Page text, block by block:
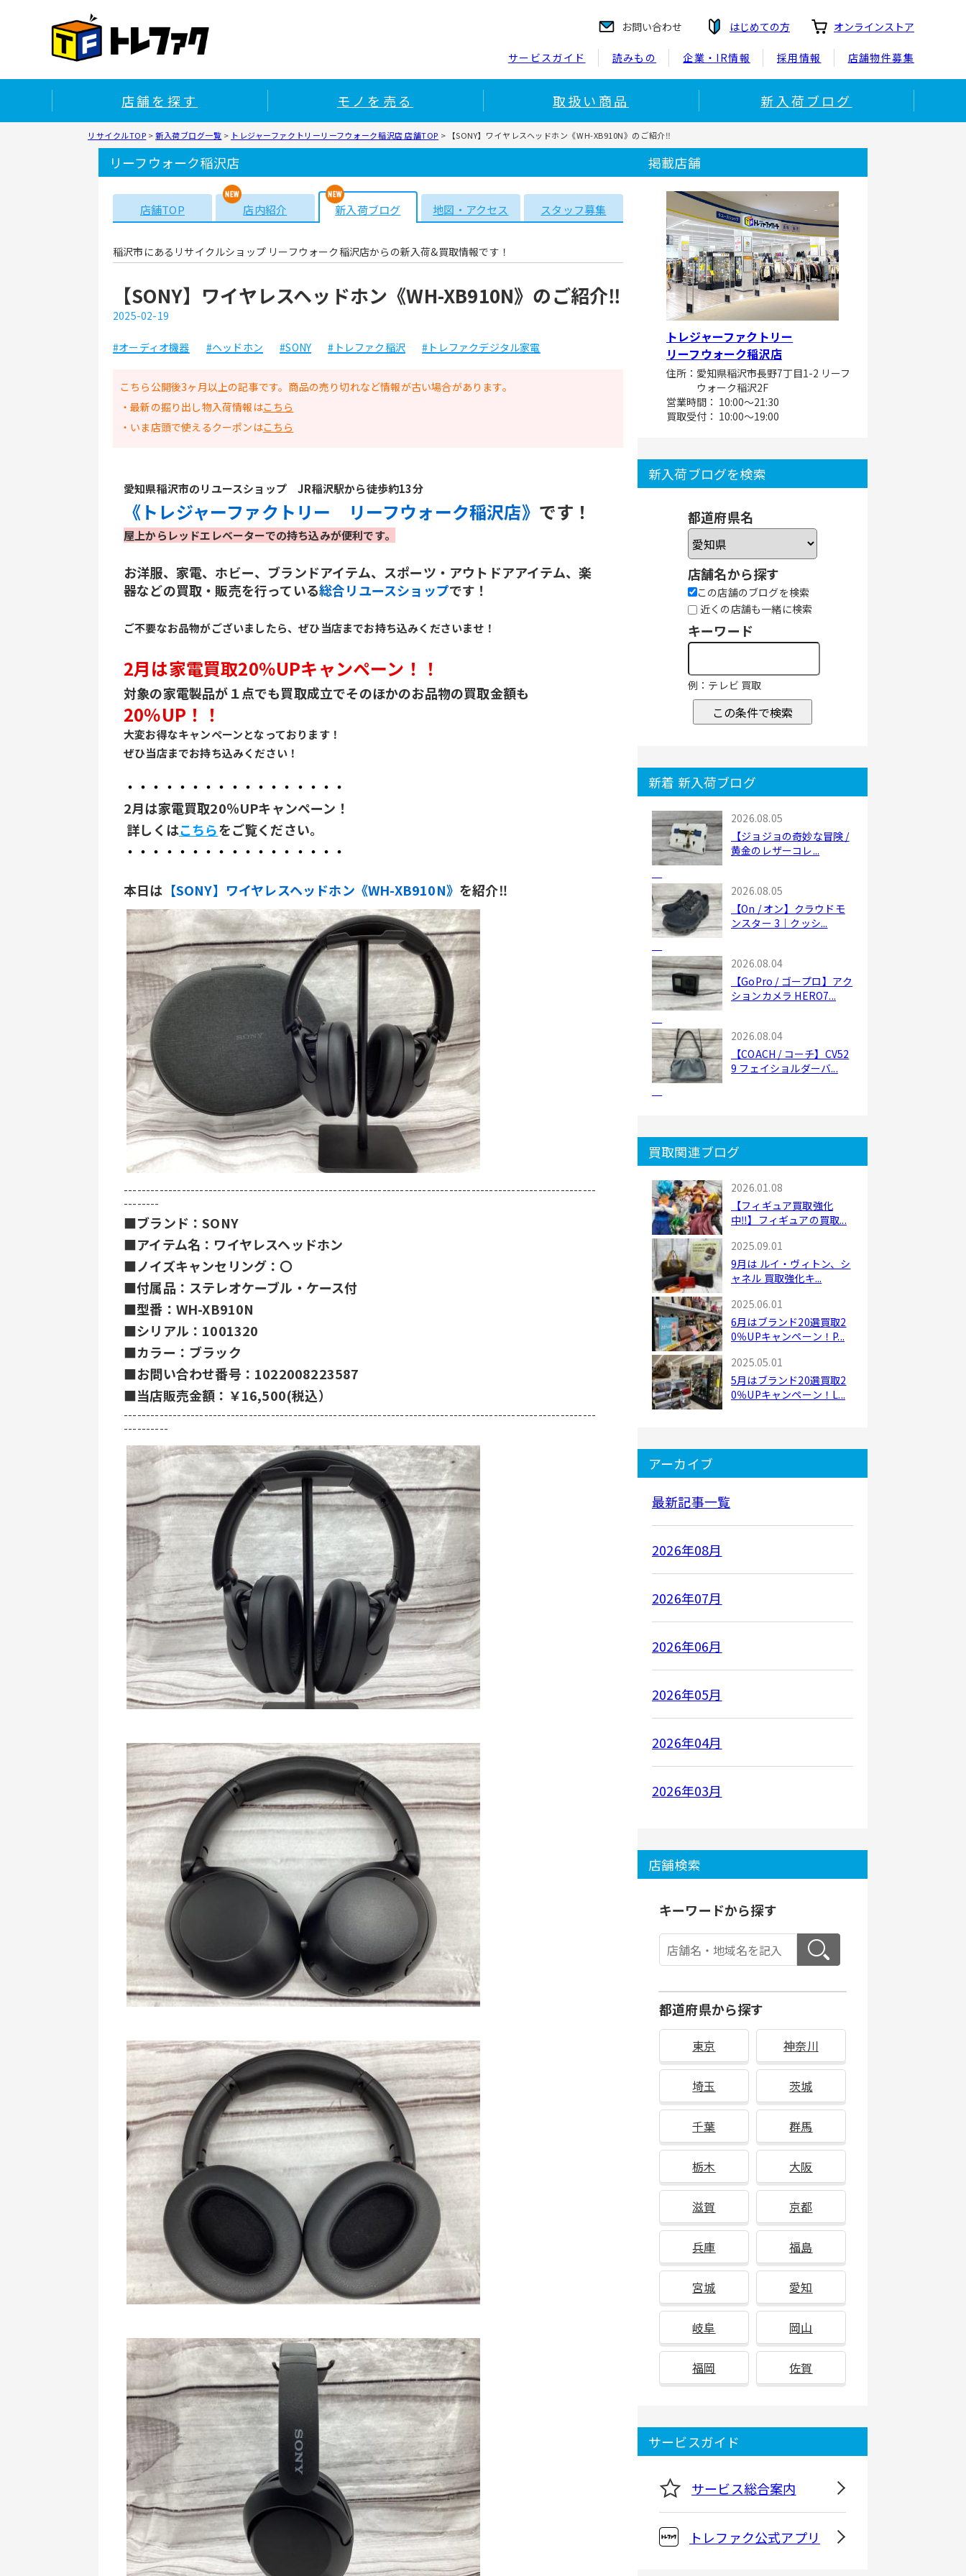
お問い合わせ はじめての方 オンラインストア
サービスガイド 読みもの 企業・IR情報 採用情報 店舗物件募集
店舗を探す モノを売る 取扱い商品 新入荷ブログ
リサイクルTOP >新入荷ブログ一覧 > トレジャーファクトリーリーフウォーク稲沢店 店舗TOP > 【SONY】ワイヤレスヘッドホン《WH-XB910N》のご紹介‼
リーフウォーク稲沢店
店舗TOP 店内紹介 新入荷ブログ 地図・アクセス スタッフ募集
稲沢市にあるリサイクルショップ リーフウォーク稲沢店からの新入荷&買取情報です！
【SONY】ワイヤレスヘッドホン《WH-XB910N》のご紹介‼
2025-02-19
#オーディオ機器 #ヘッドホン #SONY #トレファク稲沢 #トレファクデジタル家電
こちら公開後3ヶ月以上の記事です。商品の売り切れなど情報が古い場合があります。
・最新の掘り出し物入荷情報はこちら
・いま店頭で使えるクーポンはこちら
愛知県稲沢市のリユースショップ　JR稲沢駅から徒歩約13分
《トレジャーファクトリー　リーフウォーク稲沢店》 です！
屋上からレッドエレベーターでの持ち込みが便利です。
お洋服、家電、ホビー、ブランドアイテム、スポーツ・アウトドアアイテム、楽
器などの買取・販売を行っている総合リユースショップです！
ご不要なお品物がございましたら、ぜひ当店までお持ち込みくださいませ！
2月は家電買取20％UPキャンペーン！！
対象の家電製品が１点でも買取成立でそのほかのお品物の買取金額も
20％UP！！
大変お得なキャンペーンとなっております！
ぜひ当店までお持ち込みください！
・・・・・・・・・・・・・・・・・
2月は家電買取20％UPキャンペーン！
詳しくはこちらをご覧ください。
・・・・・・・・・・・・・・・・・
本日は 【SONY】ワイヤレスヘッドホン《WH-XB910N》 を紹介‼
----------------------------------------------------------------------------------------------------------
--------
■ブランド：SONY
■アイテム名：ワイヤレスヘッドホン
■ノイズキャンセリング：〇
■付属品：ステレオケーブル・ケース付
■型番：WH-XB910N
■シリアル：1001320
■カラー：ブラック
■お問い合わせ番号：1022008223587
■当店販売金額：￥16,500(税込）
----------------------------------------------------------------------------------------------------------
----------
掲載店舗
トレジャーファクトリー
リーフウォーク稲沢店
住所：愛知県稲沢市長野7丁目1-2 リーフ
ウォーク稲沢2F
営業時間： 10:00～21:30
買取受付： 10:00～19:00
新入荷ブログを検索
都道府県名
店舗名から探す
この店舗のブログを検索
近くの店舗も一緒に検索
キーワード
例：テレビ 買取
この条件で検索
新着 新入荷ブログ
2026.08.05
【ジョジョの奇妙な冒険 /
黄金のレザーコレ...
2026.08.05
【On / オン】クラウドモ
ンスター 3｜クッシ...
2026.08.04
【GoPro / ゴープロ】アク
ションカメラ HERO7...
2026.08.04
【COACH / コーチ】CV52
9 フェイショルダーバ...
買取関連ブログ
2026.01.08
【フィギュア買取強化
中‼】フィギュアの買取...
2025.09.01
9月は ルイ・ヴィトン、シ
ャネル 買取強化キ...
2025.06.01
6月はブランド20選買取2
0％UPキャンペーン！P...
2025.05.01
5月はブランド20選買取2
0％UPキャンペーン！L...
アーカイブ
最新記事一覧
2026年08月
2026年07月
2026年06月
2026年05月
2026年04月
2026年03月
店舗検索
キーワードから探す
都道府県から探す
東京 神奈川
埼玉 茨城
千葉 群馬
栃木 大阪
滋賀 京都
兵庫 福島
宮城 愛知
岐阜 岡山
福岡 佐賀
サービスガイド
サービス総合案内
トレファク公式アプリ